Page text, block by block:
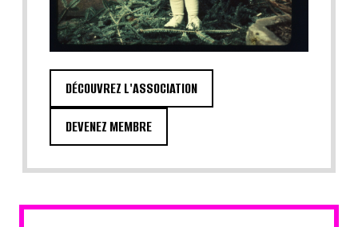
DÉCOUVREZ L'ASSOCIATION
DEVENEZ MEMBRE